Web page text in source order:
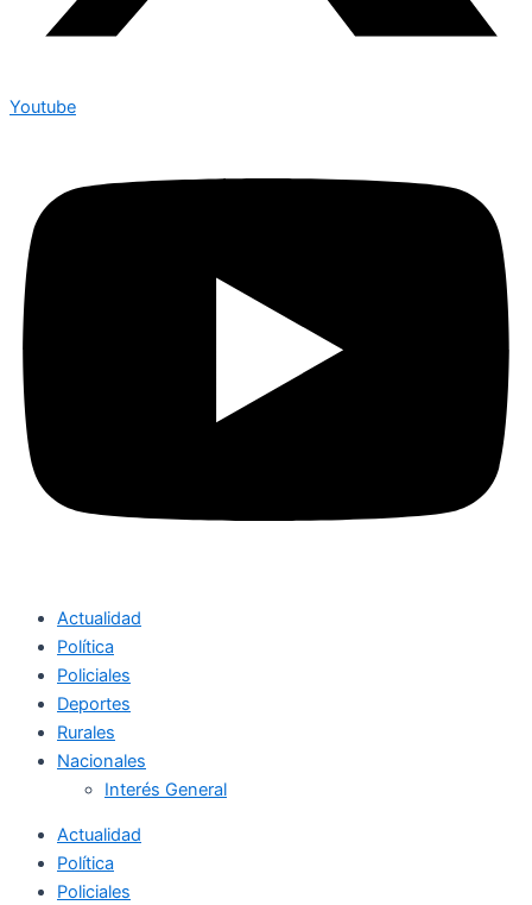
Youtube
Actualidad
Política
Policiales
Deportes
Rurales
Nacionales
Interés General
Actualidad
Política
Policiales